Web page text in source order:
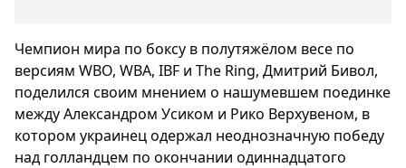
Чемпион мира по боксу в полутяжёлом весе по
версиям WBO, WBA, IBF и The Ring, Дмитрий Бивол,
поделился своим мнением о нашумевшем поединке
между Александром Усиком и Рико Верхувеном, в
котором украинец одержал неоднозначную победу
над голландцем по окончании одиннадцатого